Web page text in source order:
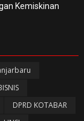
Kemiskinan
DPRD KOTABAR